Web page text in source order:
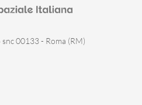
00133 - Roma (RM)